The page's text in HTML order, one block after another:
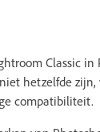
Classic
hetzelfde
compatibiliteit.